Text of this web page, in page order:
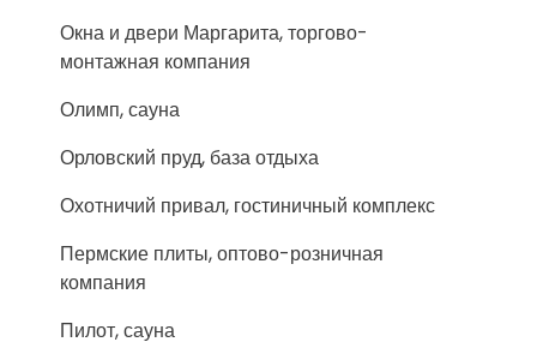
Окна и двери Маргарита, торгово-
монтажная компания
Олимп, сауна
Орловский пруд, база отдыха
Охотничий привал, гостиничный комплекс
Пермские плиты, оптово-розничная
компания
Пилот, сауна